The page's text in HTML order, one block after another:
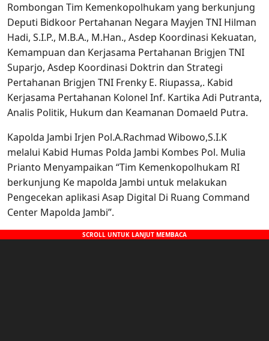
Rombongan Tim Kemenkopolhukam yang berkunjung
Deputi Bidkoor Pertahanan Negara Mayjen TNI Hilman
Hadi, S.I.P., M.B.A., M.Han., Asdep Koordinasi Kekuatan,
Kemampuan dan Kerjasama Pertahanan Brigjen TNI
Suparjo, Asdep Koordinasi Doktrin dan Strategi
Pertahanan Brigjen TNI Frenky E. Riupassa,. Kabid
Kerjasama Pertahanan Kolonel Inf. Kartika Adi Putranta,
Analis Politik, Hukum dan Keamanan Domaeld Putra.
Kapolda Jambi Irjen Pol.A.Rachmad Wibowo,S.I.K
melalui Kabid Humas Polda Jambi Kombes Pol. Mulia
Prianto Menyampaikan “Tim Kemenkopolhukam RI
berkunjung Ke mapolda Jambi untuk melakukan
Pengecekan aplikasi Asap Digital Di Ruang Command
Center Mapolda Jambi”.